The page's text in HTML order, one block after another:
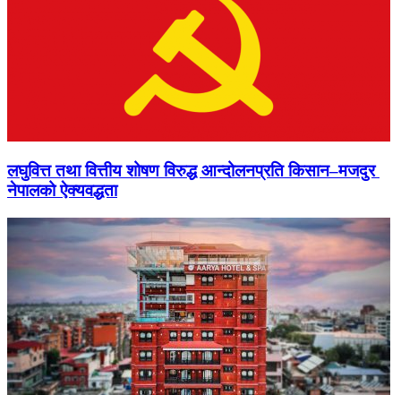
लघुवित्त तथा वित्तीय शोषण विरुद्ध आन्दोलनप्रति किसान–मजदुर
नेपालको ऐक्यवद्धता